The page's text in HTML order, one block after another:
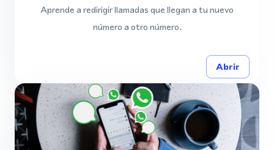
Aprende a redirigir llamadas que llegan a tu nuevo
número a otro número.
Abrir